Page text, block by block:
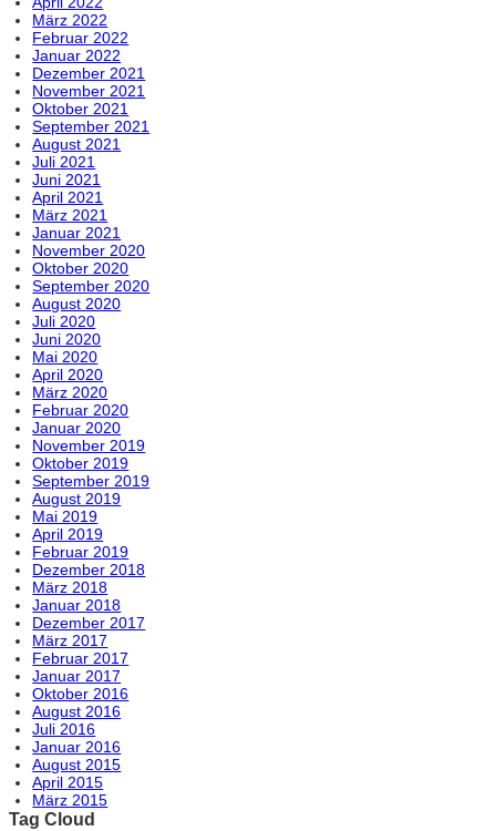
März 2022
Februar 2022
Januar 2022
Dezember 2021
November 2021
Oktober 2021
September 2021
August 2021
Juli 2021
Juni 2021
April 2021
März 2021
Januar 2021
November 2020
Oktober 2020
September 2020
August 2020
Juli 2020
Juni 2020
Mai 2020
April 2020
März 2020
Februar 2020
Januar 2020
November 2019
Oktober 2019
September 2019
August 2019
Mai 2019
April 2019
Februar 2019
Dezember 2018
März 2018
Januar 2018
Dezember 2017
März 2017
Februar 2017
Januar 2017
Oktober 2016
August 2016
Juli 2016
Januar 2016
August 2015
April 2015
März 2015
Tag Cloud